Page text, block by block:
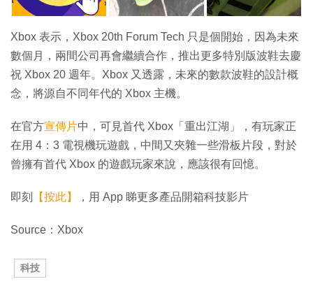
Xbox 表示，Xbox 20th Forum Tech 只是個開始，因為未來
數個月，兩間公司再會繼續合作，推出更多特別版波鞋去慶
祝 Xbox 20 週年。Xbox 又透露，未來的數款波鞋的設計概
念，將源自不同年代的 Xbox 主機。
在官方宣傳片中，可見首代 Xbox「重出江湖」，有玩家正
在用 4：3 電視機玩遊戲，中間又夾雜一些滑板片段，對於
曾擁有首代 Xbox 的遊戲玩家來說，應該很有回憶。
即刻 【按此】 ，用 App 睇更多產品開箱科技影片
Source：Xbox
科技